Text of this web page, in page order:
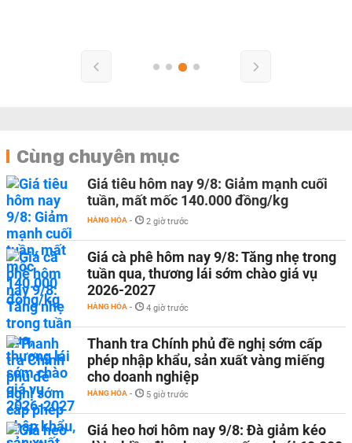
Cùng chuyên mục
Giá tiêu hôm nay 9/8: Giảm mạnh cuối
tuần, mất mốc 140.000 đồng/kg
HÀNG HÓA - 2 giờ trước
Giá cà phê hôm nay 9/8: Tăng nhẹ trong
tuần qua, thương lái sớm chào giá vụ
2026-2027
HÀNG HÓA - 4 giờ trước
Thanh tra Chính phủ đề nghị sớm cấp
phép nhập khẩu, sản xuất vàng miếng
cho doanh nghiệp
HÀNG HÓA - 5 giờ trước
Giá heo hơi hôm nay 9/8: Đà giảm kéo